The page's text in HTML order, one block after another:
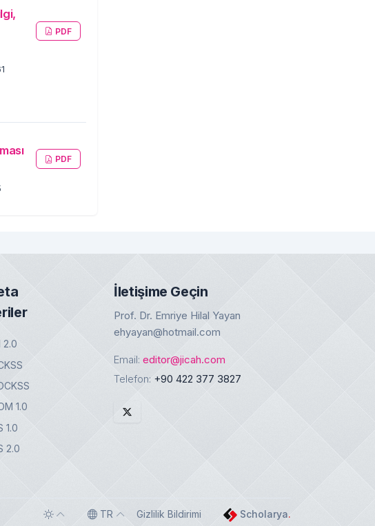
PDF
PDF
2.0
1.0
1.0
2.0
İletişime Geçin
Prof. Dr. Emriye Hilal Yayan
ehyayan@hotmail.com
Email: editor@jicah.com
Telefon: +90 422 377 3827
Toggle theme
TR
Toggle language
Gizlilik Bildirimi Scholarya.